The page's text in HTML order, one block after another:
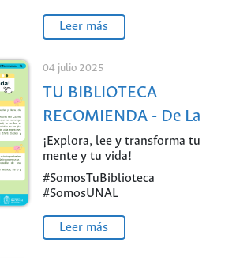
Leer más
04 julio 2025
TU BIBLIOTECA
RECOMIENDA - De La
Paz
¡Explora, lee y transforma tu
mente y tu vida!
#SomosTuBiblioteca
#SomosUNAL
Leer más